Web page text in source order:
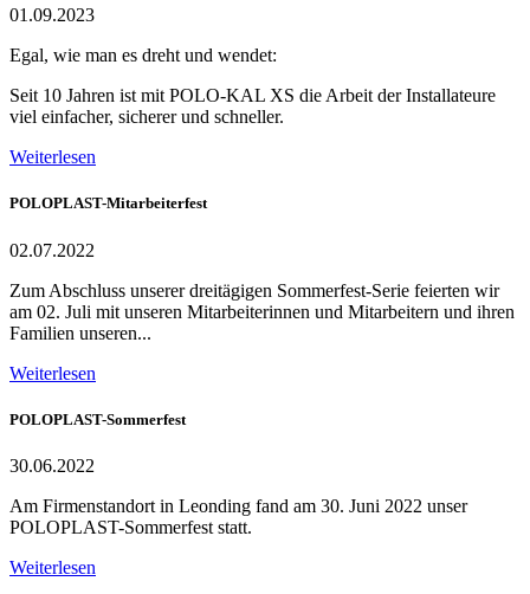
01.09.2023
Egal, wie man es dreht und wendet:
Seit 10 Jahren ist mit POLO-KAL XS die Arbeit der Installateure
viel einfacher, sicherer und schneller.
Weiterlesen
POLOPLAST-Mitarbeiterfest
02.07.2022
Zum Abschluss unserer dreitägigen Sommerfest-Serie feierten wir
am 02. Juli mit unseren Mitarbeiterinnen und Mitarbeitern und ihren
Familien unseren...
Weiterlesen
POLOPLAST-Sommerfest
30.06.2022
Am Firmenstandort in Leonding fand am 30. Juni 2022 unser
POLOPLAST-Sommerfest statt.
Weiterlesen